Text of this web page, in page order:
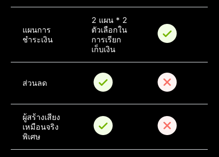
แผนการ
ชำระเงิน
2 แผน * 2
ตัวเลือกใน
การเรียก
เก็บเงิน
ส่วนลด
ผู้สร้างเสียง
เหมือนจริง
พิเศษ